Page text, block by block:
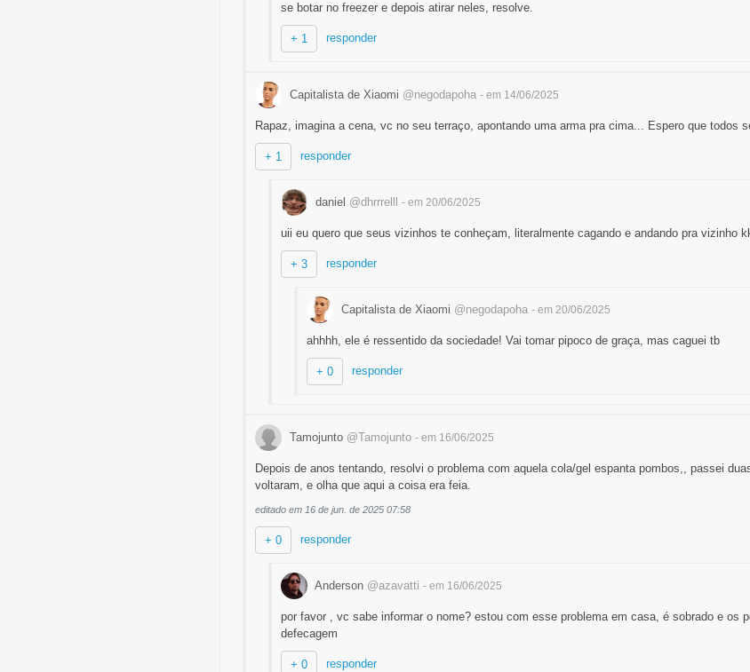
se botar no freezer e depois atirar neles, resolve.
+ 1 responder
Capitalista de Xiaomi @negodapoha - em 14/06/2025
Rapaz, imagina a cena, vc no seu terraço, apontando uma arma pra cima... Espero que todos
+ 1 responder
daniel @dhrrrelll - em 20/06/2025
uii eu quero que seus vizinhos te conheçam, literalmente cagando e andando pra vizinho
+ 3 responder
Capitalista de Xiaomi @negodapoha - em 20/06/2025
ahhhh, ele é ressentido da sociedade! Vai tomar pipoco de graça, mas caguei tb
+ 0 responder
Tamojunto @Tamojunto - em 16/06/2025
Depois de anos tentando, resolvi o problema com aquela cola/gel espanta pombos,, passei
voltaram, e olha que aqui a coisa era feia.
editado em 16 de jun. de 2025 07:58
+ 0 responder
Anderson @azavatti - em 16/06/2025
por favor , vc sabe informar o nome? estou com esse problema em casa, é sobrado e os
defecagem
+ 0 responder